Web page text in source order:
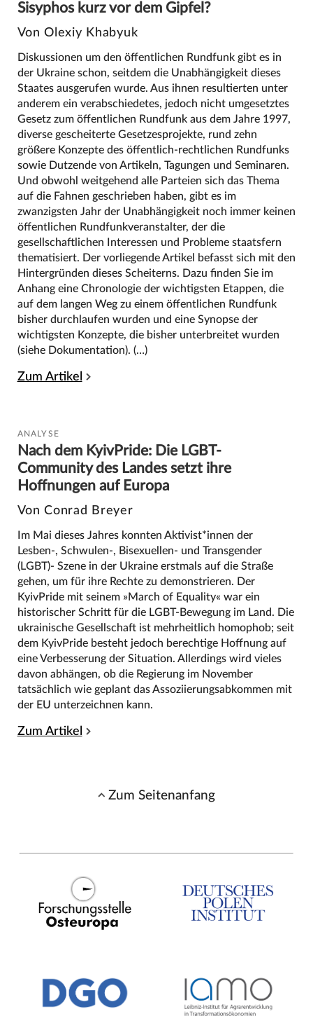
Sisyphos kurz vor dem Gipfel?
Von Olexiy Khabyuk
Diskussionen um den öffentlichen Rundfunk gibt es in
der Ukraine schon, seitdem die Unabhängigkeit dieses
Staates ausgerufen wurde. Aus ihnen resultierten unter
anderem ein verabschiedetes, jedoch nicht umgesetztes
Gesetz zum öffentlichen Rundfunk aus dem Jahre 1997,
diverse gescheiterte Gesetzesprojekte, rund zehn
größere Konzepte des öffentlich-rechtlichen Rundfunks
sowie Dutzende von Artikeln, Tagungen und Seminaren.
Und obwohl weitgehend alle Parteien sich das Thema
auf die Fahnen geschrieben haben, gibt es im
zwanzigsten Jahr der Unabhängigkeit noch immer keinen
öffentlichen Rundfunkveranstalter, der die
gesellschaftlichen Interessen und Probleme staatsfern
thematisiert. Der vorliegende Artikel befasst sich mit den
Hintergründen dieses Scheiterns. Dazu finden Sie im
Anhang eine Chronologie der wichtigsten Etappen, die
auf dem langen Weg zu einem öffentlichen Rundfunk
bisher durchlaufen wurden und eine Synopse der
wichtigsten Konzepte, die bisher unterbreitet wurden
(siehe Dokumentation). (…)
Zum Artikel
ANALYSE
Nach dem KyivPride: Die LGBT-
Community des Landes setzt ihre
Hoffnungen auf Europa
Von Conrad Breyer
Im Mai dieses Jahres konnten Aktivist*innen der
Lesben-, Schwulen-, Bisexuellen- und Transgender
(LGBT)- Szene in der Ukraine erstmals auf die Straße
gehen, um für ihre Rechte zu demonstrieren. Der
KyivPride mit seinem »March of Equality« war ein
historischer Schritt für die LGBT-Bewegung im Land. Die
ukrainische Gesellschaft ist mehrheitlich homophob; seit
dem KyivPride besteht jedoch berechtige Hoffnung auf
eine Verbesserung der Situation. Allerdings wird vieles
davon abhängen, ob die Regierung im November
tatsächlich wie geplant das Assoziierungsabkommen mit
der EU unterzeichnen kann.
Zum Artikel
Zum Seitenanfang